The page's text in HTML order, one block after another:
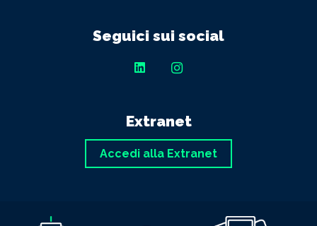
Seguici sui social
Extranet
Accedi alla Extranet